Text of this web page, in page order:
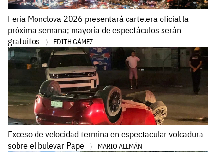
Feria Monclova 2026 presentará cartelera oficial la
próxima semana; mayoría de espectáculos serán
gratuitos
EDITH GÁMEZ
Exceso de velocidad termina en espectacular volcadura
sobre el bulevar Pape
MARIO ALEMÁN